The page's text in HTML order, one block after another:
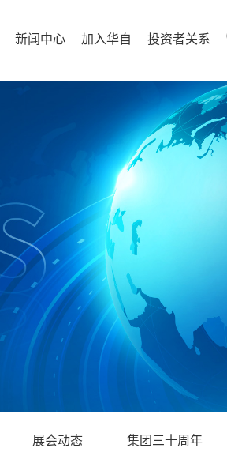
新闻中心 加入华自 投资者关系
展会动态 集团三十周年